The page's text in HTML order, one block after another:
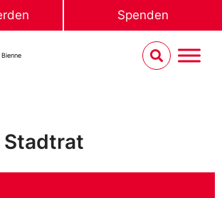
Spenden
Stadtrat